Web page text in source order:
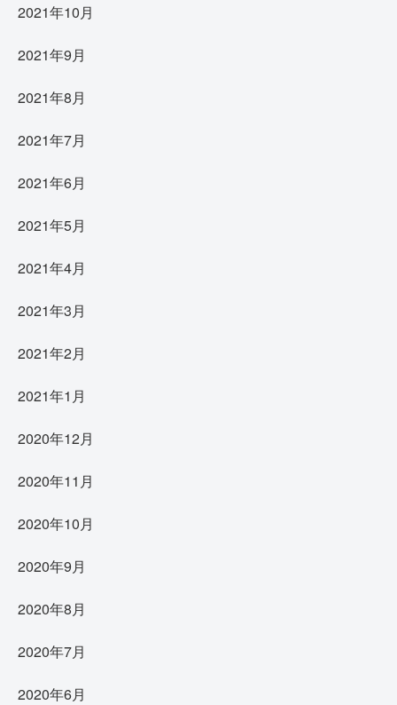
2021年10月
2021年9月
2021年8月
2021年7月
2021年6月
2021年5月
2021年4月
2021年3月
2021年2月
2021年1月
2020年12月
2020年11月
2020年10月
2020年9月
2020年8月
2020年7月
2020年6月